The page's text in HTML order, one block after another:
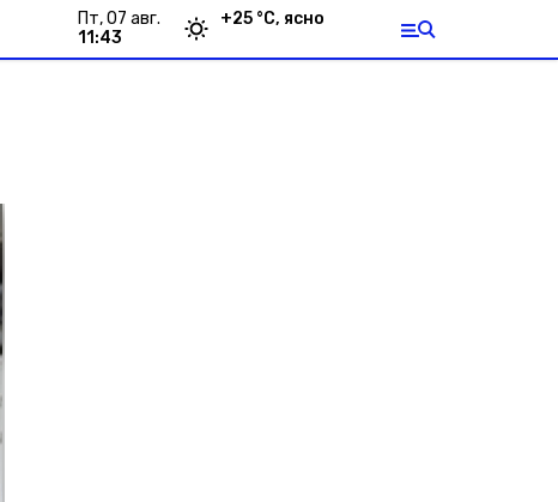
пт, 07 авг.
11:43
+25 °С, ясно